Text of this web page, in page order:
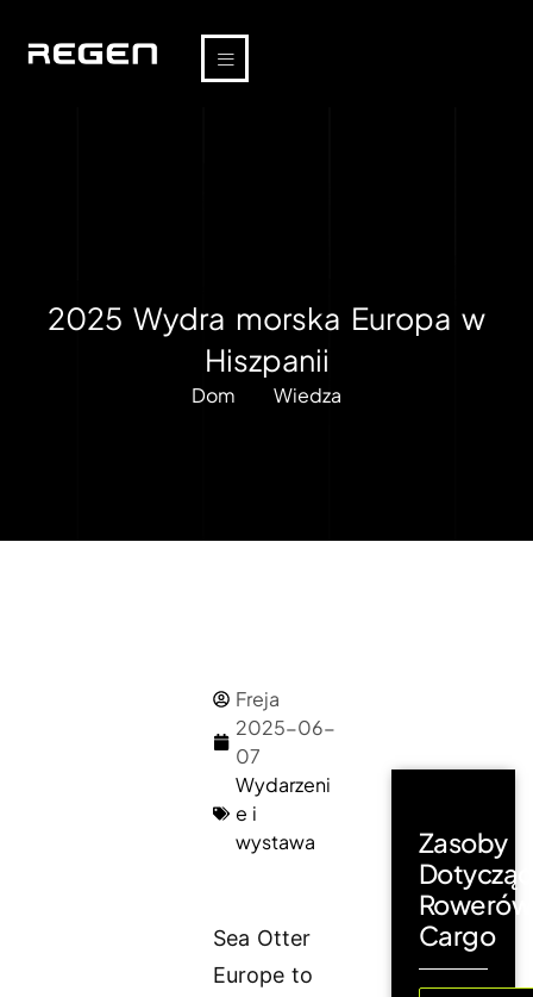
2025 Wydra morska Europa w
Hiszpanii
Dom Wiedza
Freja
2025-06-
07
Wydarzeni
e i
wystawa
Sea Otter
Europe to
Zasoby
Rowerów
Cargo